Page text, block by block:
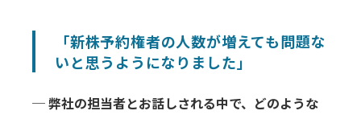
「新株予約権者の人数が増えても問題な
いと思うようになりました」
─ 弊社の担当者とお話しされる中で、どのような